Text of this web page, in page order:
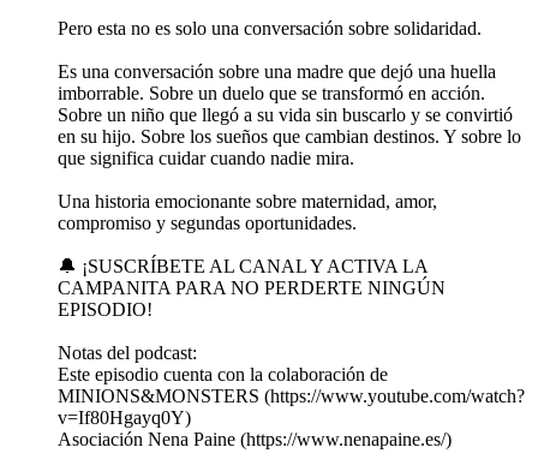
Pero esta no es solo una conversación sobre solidaridad.
Es una conversación sobre una madre que dejó una huella
imborrable. Sobre un duelo que se transformó en acción.
Sobre un niño que llegó a su vida sin buscarlo y se convirtió
en su hijo. Sobre los sueños que cambian destinos. Y sobre lo
que significa cuidar cuando nadie mira.
Una historia emocionante sobre maternidad, amor,
compromiso y segundas oportunidades.
🔔 ¡SUSCRÍBETE AL CANAL Y ACTIVA LA
CAMPANITA PARA NO PERDERTE NINGÚN
EPISODIO!
Notas del podcast:
Este episodio cuenta con la colaboración de
MINIONS&MONSTERS (https://www.youtube.com/watch?
v=If80Hgayq0Y)
Asociación Nena Paine (https://www.nenapaine.es/)